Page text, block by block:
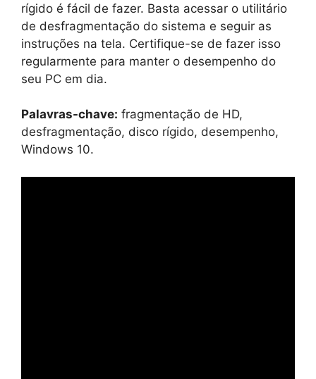
rígido é fácil de fazer. Basta acessar o utilitário
de desfragmentação do sistema e seguir as
instruções na tela. Certifique-se de fazer isso
regularmente para manter o desempenho do
seu PC em dia.
Palavras-chave: fragmentação de HD,
desfragmentação, disco rígido, desempenho,
Windows 10.